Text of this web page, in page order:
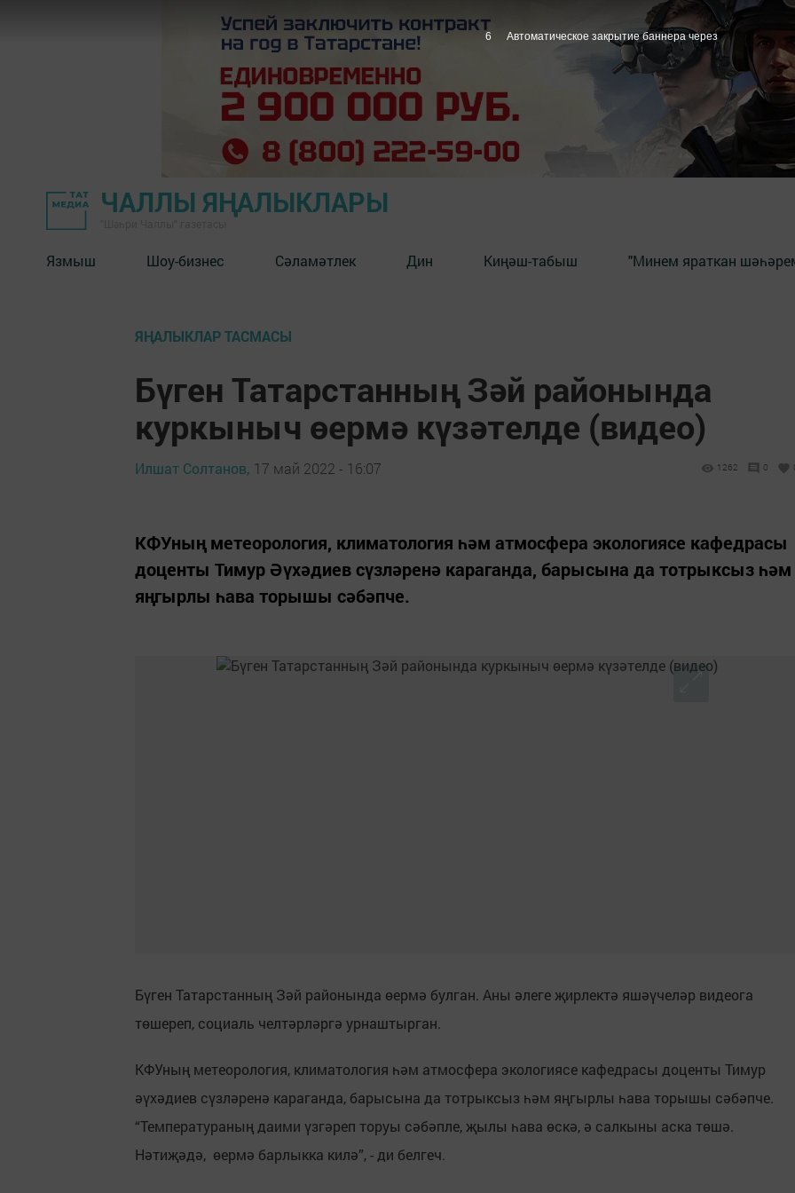
ЧАЛЛЫ ЯҢАЛЫКЛАРЫ
Язмыш Шоу-бизнес Сәламәтлек Дин Киңәш-табыш "Минем яраткан
ЯҢАЛЫКЛАР ТАСМАСЫ
Бүген Татарстанның Зәй районында
куркыныч өермә күзәтелде (видео)
Илшат Солтанов, 17 май 2022 - 16:07 1262 0
КФУның метеорология, климатология һәм атмосфера экологиясе кафедрасы
доценты Тимур Әүхәдиев сүзләренә караганда, барысына да тотрыксыз һәм
яңгырлы һава торышы сәбәпче.
Бүген Татарстанның Зәй районында өермә булган. Аны әлеге җирлектә яшәүчеләр видеога
төшереп, социаль челтәрләргә урнаштырган.
КФУның метеорология, климатология һәм атмосфера экологиясе кафедрасы доценты Тимур
әүхәдиев сүзләренә караганда, барысына да тотрыксыз һәм яңгырлы һава торышы сәбәпче.
“Температураның даими үзгәреп торуы сәбәпле, җылы һава өскә, ә салкыны аска төшә.
Нәтиҗәдә, өермә барлыкка килә”, - ди белгеч.
5 Автоматическое закрытие баннера через